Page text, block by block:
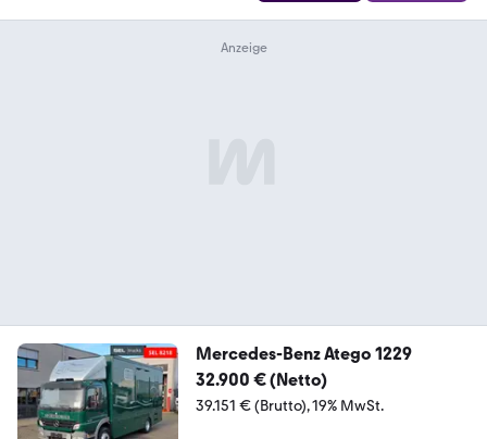
Mercedes-Benz Atego 1229
32.900 € (Netto)
39.151 € (Brutto) 19% MwSt.